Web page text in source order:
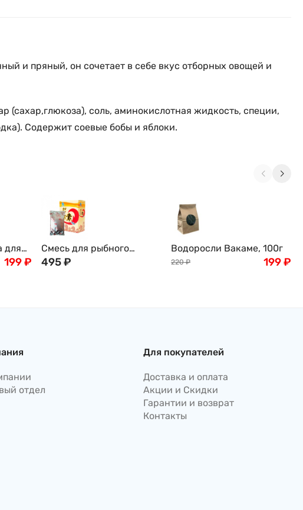
и пряный, он сочетает в себе вкус отборных овощей и
(сахар,глюкоза), соль, аминокислотная жидкость, специи,
Содержит соевые бобы и яблоки.
для
199₽
Смесь для рыбного
бульона Хондаши (Даши/
495₽
Водоросли Вакаме, 100г
220 ₽ 199₽
отдел
Для покупателей
Доставка и оплата
Акции и Скидки
Гарантии и возврат
Контакты